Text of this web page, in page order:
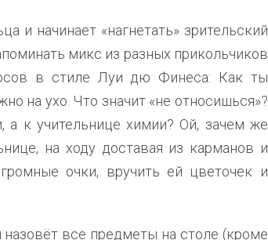
и начинает «нагнетать» зрительский
микс из разных прикольчиков
в стиле Луи дю Финеса: Как ты
на ухо. Что значит «не относишься»?
а к учительнице химии? Ой, зачем же
на ходу доставая из карманов и
очки, вручить ей цветочек и
все предметы на столе (кроме